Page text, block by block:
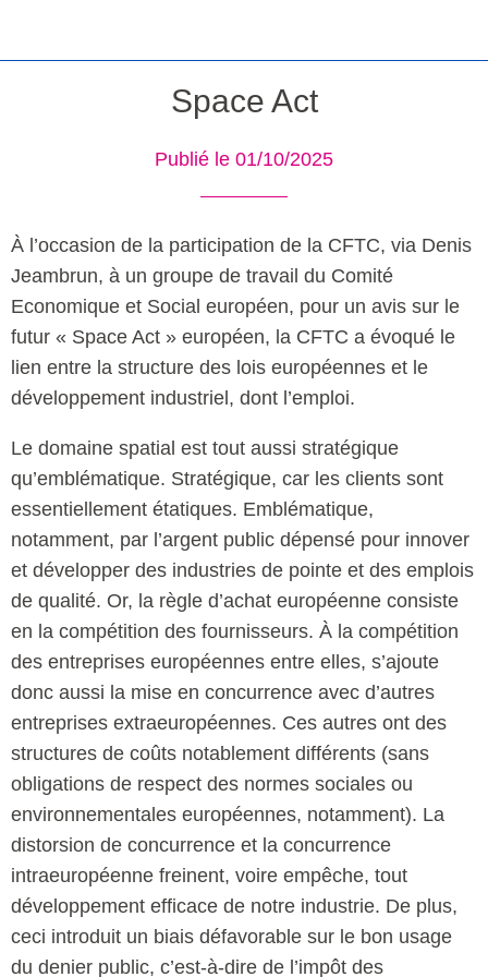
Space Act
Publié le 01/10/2025
À l’occasion de la participation de la CFTC, via Denis
Jeambrun, à un groupe de travail du Comité
Economique et Social européen, pour un avis sur le
futur « Space Act » européen, la CFTC a évoqué le
lien entre la structure des lois européennes et le
développement industriel, dont l’emploi.
Le domaine spatial est tout aussi stratégique
qu’emblématique. Stratégique, car les clients sont
essentiellement étatiques. Emblématique,
notamment, par l’argent public dépensé pour innover
et développer des industries de pointe et des emplois
de qualité. Or, la règle d’achat européenne consiste
en la compétition des fournisseurs. À la compétition
des entreprises européennes entre elles, s’ajoute
donc aussi la mise en concurrence avec d’autres
entreprises extraeuropéennes. Ces autres ont des
structures de coûts notablement différents (sans
obligations de respect des normes sociales ou
environnementales européennes, notamment). La
distorsion de concurrence et la concurrence
intraeuropéenne freinent, voire empêche, tout
développement efficace de notre industrie. De plus,
ceci introduit un biais défavorable sur le bon usage
du denier public, c’est-à-dire de l’impôt des